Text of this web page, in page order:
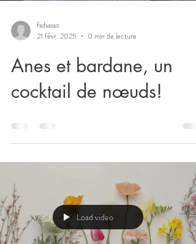
fsdsasso
21 févr. 2025
0 min de lecture
Anes et bardane, un
cocktail de nœuds!
Load video